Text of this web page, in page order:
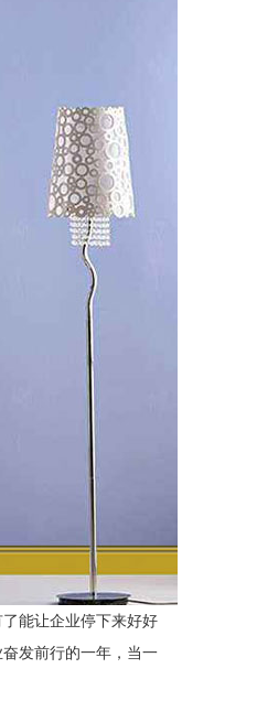
能让企业停下来好好
发前行的一年，当一